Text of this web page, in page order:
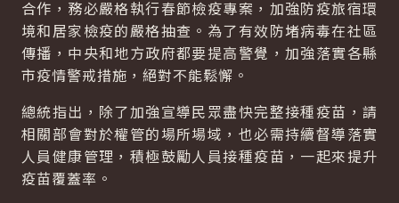
合作，務必嚴格執行春節檢疫專案，加強防疫旅宿環
境和居家檢疫的嚴格抽查。為了有效防堵病毒在社區
傳播，中央和地方政府都要提高警覺，加強落實各縣
市疫情警戒措施，絕對不能鬆懈。
總統指出，除了加強宣導民眾盡快完整接種疫苗，請
相關部會對於權管的場所場域，也必需持續督導落實
人員健康管理，積極鼓勵人員接種疫苗，一起來提升
疫苗覆蓋率。